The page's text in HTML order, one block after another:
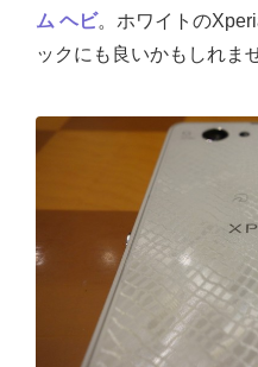
ム ヘビ。ホワイトの
ックにも良いかもしれま